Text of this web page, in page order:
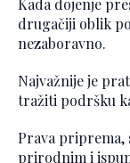
Kada dojenje
drugačiji oblik
nezaboravno.
Najvažnije je
tražiti podršku
Prava priprema,
prirodnim i